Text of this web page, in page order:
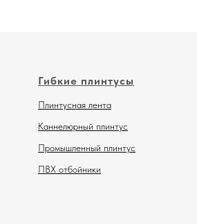
Гибкие плинтусы
Плинтусная лента
Каннелюрный плинтус
Промышленный плинтус
ПВХ отбойники